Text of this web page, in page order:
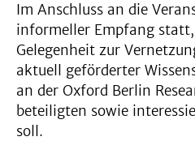
Im Anschluss an die
informeller Empfang
Gelegenheit zur
aktuell geförderter
an der Oxford Berlin
beteiligten sowie
soll.